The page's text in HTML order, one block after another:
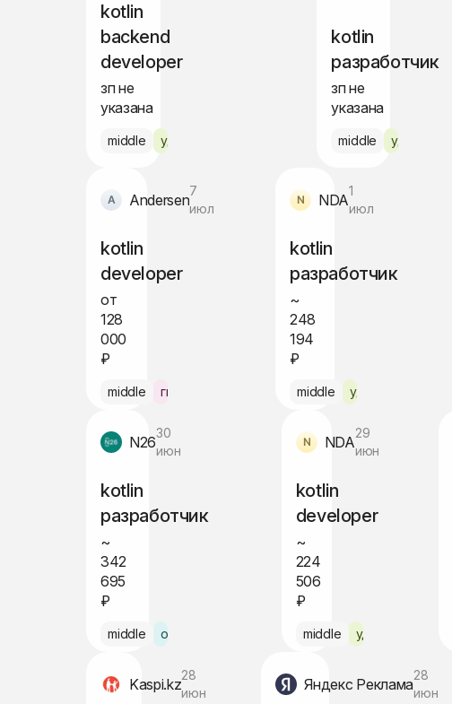
kotlin
backend
developer
зп не
указана
middle удалённо
kotlin
разработчик
зп не
указана
middle удалённо
Andersen
7
июл
kotlin
developer
от
128
000
₽
middle гибрид Алматы
NDA
1
июл
kotlin
разработчик
~
248
194
₽
middle удалённо
N26
30
июн
kotlin
разработчик
~
342
695
₽
middle офис Барселона
NDA
29
июн
kotlin
developer
~
224
506
₽
middle удалённо
Kaspi.kz
28
июн
Яндекс Реклама
28
июн